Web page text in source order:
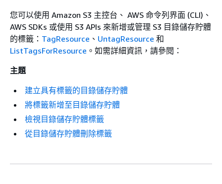
您可以使用 Amazon S3 主控台、 AWS 命令列界面 (CLI)、
AWS SDKs 或使用 S3 APIs 來新增或管理 S3 目錄儲存貯體
的標籤： TagResource 、 UntagResource 和
ListTagsForResource 。如需詳細資訊，請參閱：
主題
建立具有標籤的目錄儲存貯體
將標籤新增至目錄儲存貯體
檢視目錄儲存貯體標籤
從目錄儲存貯體刪除標籤